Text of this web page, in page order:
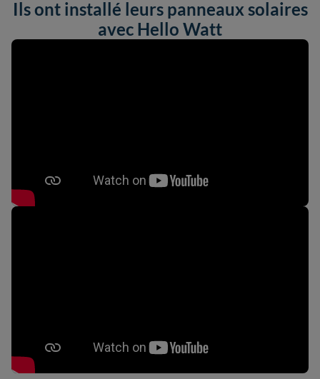
Ils ont installé leurs panneaux solaires
avec Hello Watt